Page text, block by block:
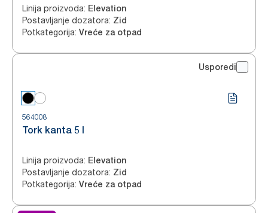
Linija proizvoda: Elevation
Postavljanje dozatora: Zid
Potkategorija: Vreće za otpad
Usporedi
564008
Tork kanta 5 l
Linija proizvoda: Elevation
Postavljanje dozatora: Zid
Potkategorija: Vreće za otpad